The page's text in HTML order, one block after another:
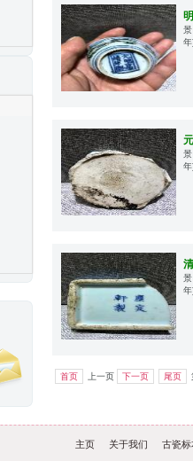
首页 上一页 下一页 尾页
主页 关于我们 古瓷标